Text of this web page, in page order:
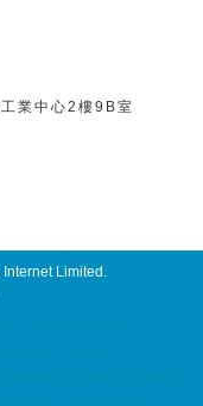
業中心2樓9B室
Limited .